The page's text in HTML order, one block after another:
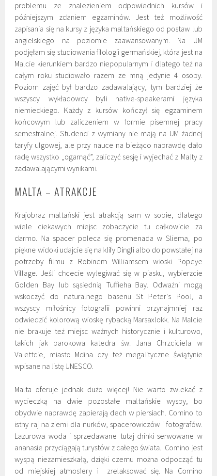
problemu ze znalezieniem odpowiednich kursów i
późniejszym zdaniem egzaminów. Jest też możliwość
zapisania się na kursy z języka maltańskiego od postaw lub
angielskiego na poziomie zaawansowanym. Na UM
podjęłam się studiowania filologii germańskiej, która jest na
Malcie kierunkiem bardzo niepopularnym i dlatego też na
całym roku studiowało razem ze mną jedynie 4 osoby.
Poziom zajęć był bardzo zadawalający, tym bardziej że
wszyscy wykładowcy byli native-speakerami języka
niemieckiego. Każdy z kursów kończył się egzaminem
końcowym lub zaliczeniem w formie pisemnej pracy
semestralnej. Studenci z wymiany nie mają na UM żadnej
taryfy ulgowej, ale przy nauce na bieżąco naprawdę dało
radę wszystko „ogarnąć”, zaliczyć sesję i wyjechać z Malty z
zadawalającymi wynikami.
MALTA – ATRAKCJE
Krajobraz maltański jest atrakcją sam w sobie, dlatego
wiele ciekawych miejsc zobaczycie tu całkowicie za
darmo. Na spacer poleca się promenada w Sliema, po
piękne widoki udajcie się na klify Dingli albo do powstałej na
potrzeby filmu z Robinem Williamsem wioski Popeye
Village. Jeśli chcecie wylegiwać się w piasku, wybierzcie
Golden Bay lub sąsiednią Tuffieha Bay. Odważni mogą
wskoczyć do naturalnego basenu St Peter’s Pool, a
wszyscy miłośnicy fotografii powinni przynajmniej raz
odwiedzić kolorową wioskę rybacką Marsaxlokk. Na Malcie
nie brakuje też miejsc ważnych historycznie i kulturowo,
takich jak barokowa katedra św. Jana Chrzciciela w
Valettcie, miasto Mdina czy też megalityczne świątynie
wpisane na listę UNESCO.
Malta oferuje jednak dużo więcej! Nie warto zwlekać z
wycieczką na dwie pozostałe maltańskie wyspy, bo
obydwie naprawdę zapierają dech w piersiach. Comino to
istny raj na ziemi dla nurków, spacerowiczów i fotografów.
Lazurowa woda i sprzedawane tutaj drinki serwowane w
ananasie przyciągają turystów z całego świata. Comino jest
wyspą niezamieszkałą, dzięki czemu można odpocząć tu
od miejskiej atmosfery i zrelaksować się. Na Comino